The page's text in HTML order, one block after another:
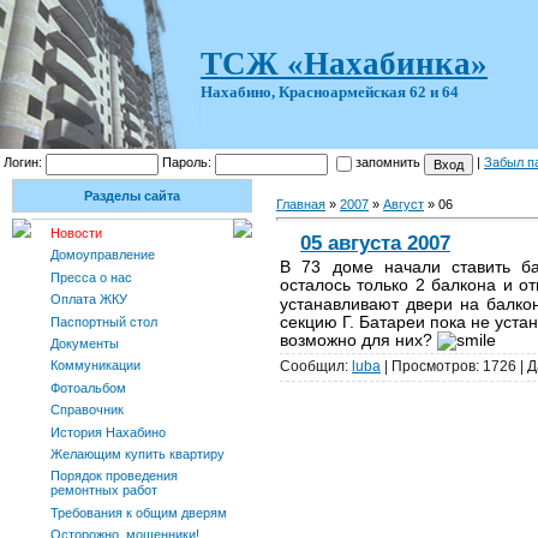
ТСЖ «Нахабинка»
Нахабино, Красноармейская 62 и 64
Логин: Пароль: запомнить Забыл
Разделы сайта
Новости
Домоуправление
Пресса о нас
Оплата ЖКУ
Паспортный стол
Документы
Коммуникации
Фотоальбом
Справочник
История Нахабино
Желающим купить квартиру
Порядок проведения
ремонтных работ
Требования к общим дверям
Осторожно, мошенники!
Главная » 2007 » Август » 06
05 августа 2007
В 73 доме начали ставить
осталось только 2 балкона и
устанавливают двери на
секцию Г. Батареи пока не
возможно для них?
Сообщил: luba | Просмотров: 1726 |